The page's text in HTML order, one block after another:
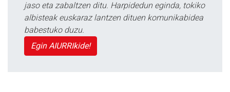
jaso eta zabaltzen ditu. Harpidedun eginda, tokiko
albisteak euskaraz lantzen dituen komunikabidea
babestuko duzu.
Egin AIURRIkide!